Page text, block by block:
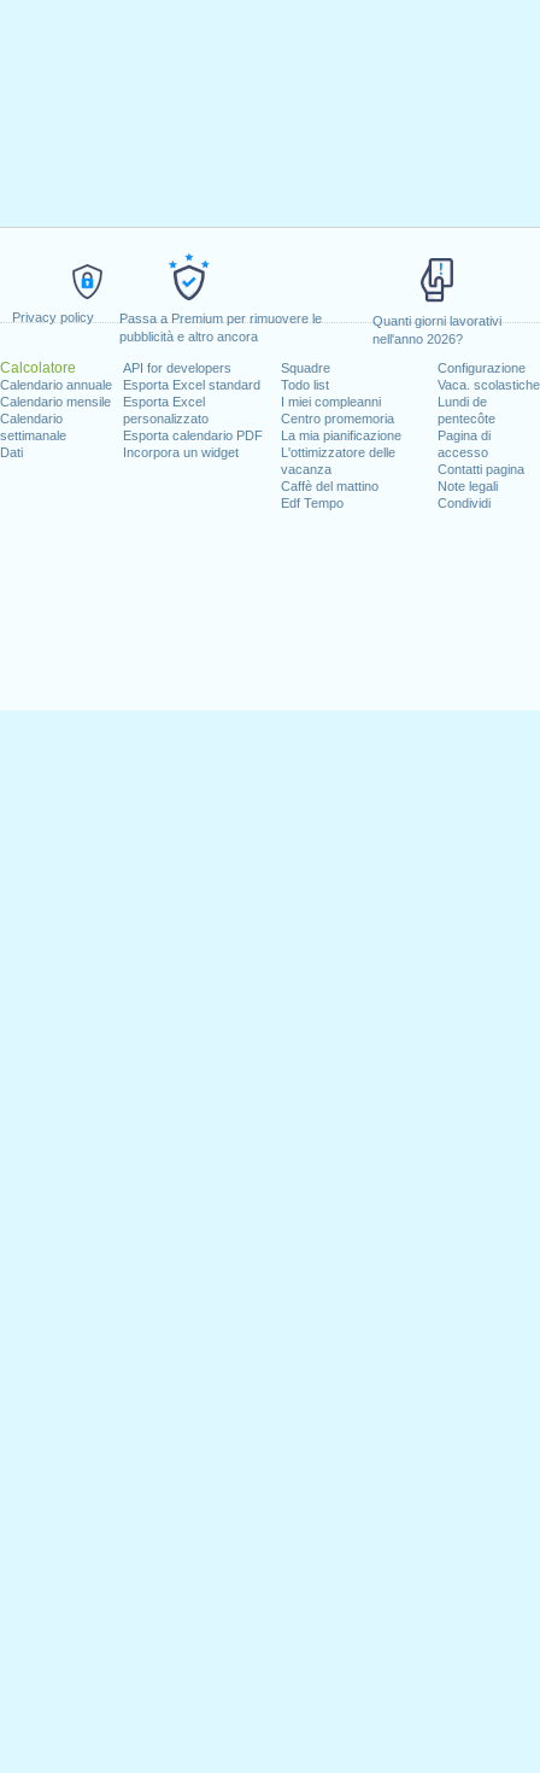
Privacy policy
Passa a Premium per rimuovere le
pubblicità e altro ancora
Quanti giorni lavorativi
nell'anno 2026?
Calcolatore
Calendario annuale
Calendario mensile
Calendario
settimanale
Dati
API for developers
Esporta Excel standard
Esporta Excel
personalizzato
Esporta calendario PDF
Incorpora un widget
Squadre
Todo list
I miei compleanni
Centro promemoria
La mia pianificazione
L'ottimizzatore delle
vacanza
Caffè del mattino
Edf Tempo
Configurazione
Vaca. scolastiche
Lundi de
pentecôte
Pagina di
accesso
Contatti pagina
Note legali
Condividi